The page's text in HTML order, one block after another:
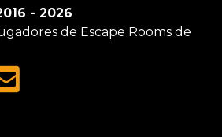
- 2026
de Escape Rooms de